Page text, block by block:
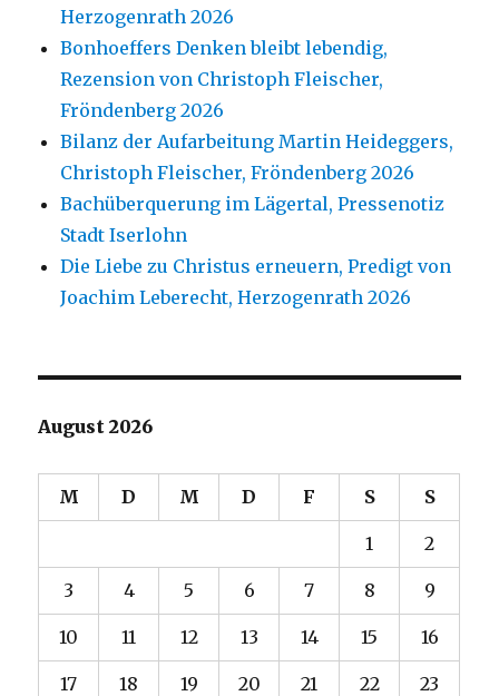
Herzogenrath 2026
Bonhoeffers Denken bleibt lebendig,
Rezension von Christoph Fleischer,
Fröndenberg 2026
Bilanz der Aufarbeitung Martin Heideggers,
Christoph Fleischer, Fröndenberg 2026
Bachüberquerung im Lägertal, Pressenotiz
Stadt Iserlohn
Die Liebe zu Christus erneuern, Predigt von
Joachim Leberecht, Herzogenrath 2026
August 2026
M D M D F S S
1 2
3 4 5 6 7 8 9
10 11 12 13 14 15 16
17 18 19 20 21 22 23